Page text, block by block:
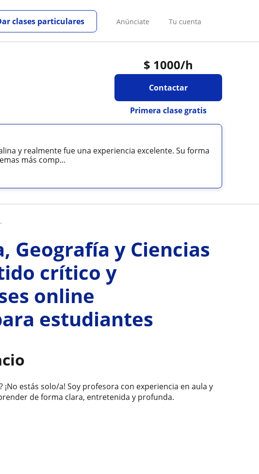
Anúnciate Tu cuenta
clases particulares
$ 1000/h
Contactar
Primera clase gratis
y realmente fue una experiencia excelente. Su forma
más comp...
Geografía y Ciencias
crítico y
online
estudiantes
estás solo/a! Soy profesora con experiencia en aula y
de forma clara, entretenida y profunda.